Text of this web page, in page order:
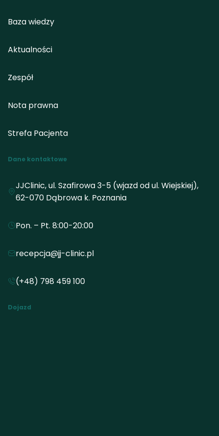
Baza wiedzy
Aktualności
Zespół
Nota prawna
Strefa Pacjenta
Dane kontaktowe
JJClinic, ul. Szafirowa 3-5 (wjazd od ul. Wiejskiej),
62-070 Dąbrowa k. Poznania
Pon. – Pt. 8:00-20:00
recepcja@jj-clinic.pl
(+48) 798 459 100
Dojazd